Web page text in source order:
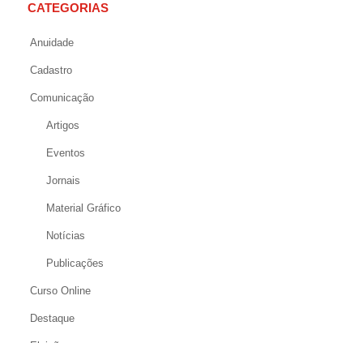
CATEGORIAS
Anuidade
Cadastro
Comunicação
Artigos
Eventos
Jornais
Material Gráfico
Notícias
Publicações
Curso Online
Destaque